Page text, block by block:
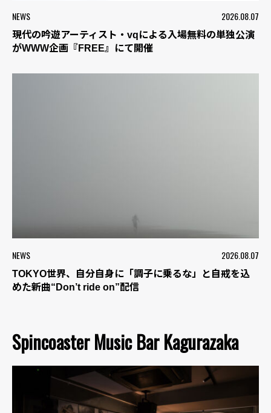
NEWS 2026.08.07
現代の吟遊アーティスト・vqによる入場無料の単独公演
がWWW企画『FREE』にて開催
NEWS 2026.08.07
TOKYO世界、自分自身に「調子に乗るな」と自戒を込
めた新曲“Don’t ride on”配信
Spincoaster Music Bar Kagurazaka